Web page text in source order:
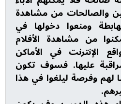
والصالحات من مشاهدة
ومنعوا دخولها في
من مشاهدة الأفلام
الإنترنت في الأماكن
عليها. فسوف تكون
لهم وفرصة ليلغوا في هذا